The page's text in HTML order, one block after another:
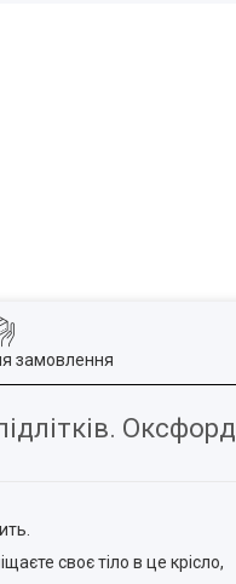
замовлення
Оксфорд
своє тіло в це крісло,